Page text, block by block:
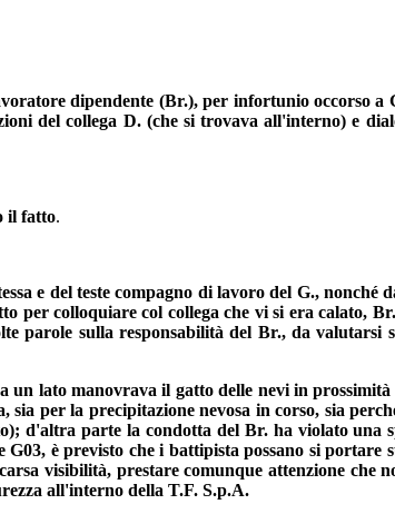
dipendente (Br.), per infortunio occorso a
del collega D. (che si trovava all'interno) e
il fatto.
e del teste compagno di lavoro del G.,
per colloquiare col collega che vi si era calato,
parole sulla responsabilità del Br., da valutarsi
lato manovrava il gatto delle nevi in
per la precipitazione nevosa in corso, sia
d'altra parte la condotta del Br. ha violato una
è previsto che i battipista possano si
visibilità, prestare comunque attenzione che
all'interno della T.F. S.p.A.